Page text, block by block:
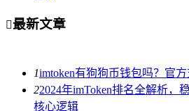
最新文章
1imtoken有狗狗币钱包吗？官
22024年imToken排名全解析，
核心逻辑